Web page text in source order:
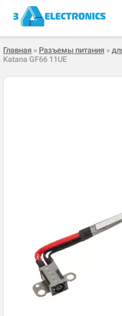
Главная » Разъемы питания »
Katana GF66 11UE